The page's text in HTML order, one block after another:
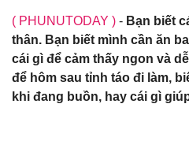
( PHUNUTODAY ) - Bạn biết
thân. Bạn biết mình cần ăn
cái gì để cảm thấy ngon và
để hôm sau tỉnh táo đi làm,
khi đang buồn, hay cái gì